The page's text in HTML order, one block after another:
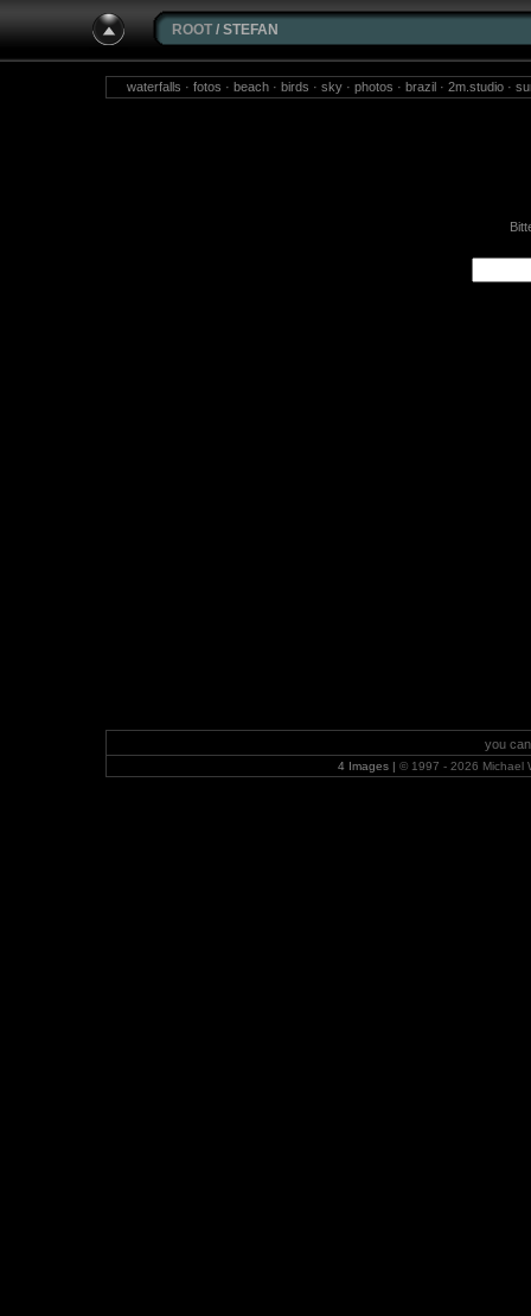
ROOT / STEFAN
waterfalls · fotos · beach · birds · sky · photos · brazil · 2m.studio ·
you
4 Images | © 1997 - 2026 Michael